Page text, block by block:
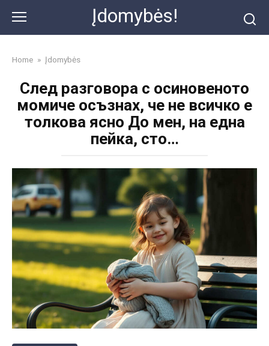
content
Įdomybės!
Home » Įdomybės
След разговора с осиновеното
момиче осъзнах, че не всичко е
толкова ясно До мен, на една
пейка, сто…